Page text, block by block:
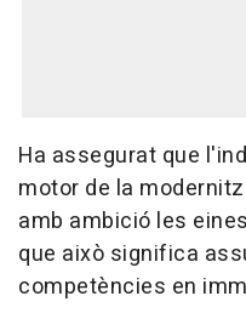
Ha assegurat que
motor de la
amb ambició les
que això significa
competències en